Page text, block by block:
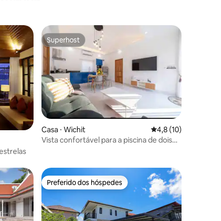
Superhost
Superhost
Casa ⋅ Wichit 4,8 de uma
4,8 (10)
Vista confortável para a piscina de dois
Preferido dos hóspedes
Preferido dos hóspedes